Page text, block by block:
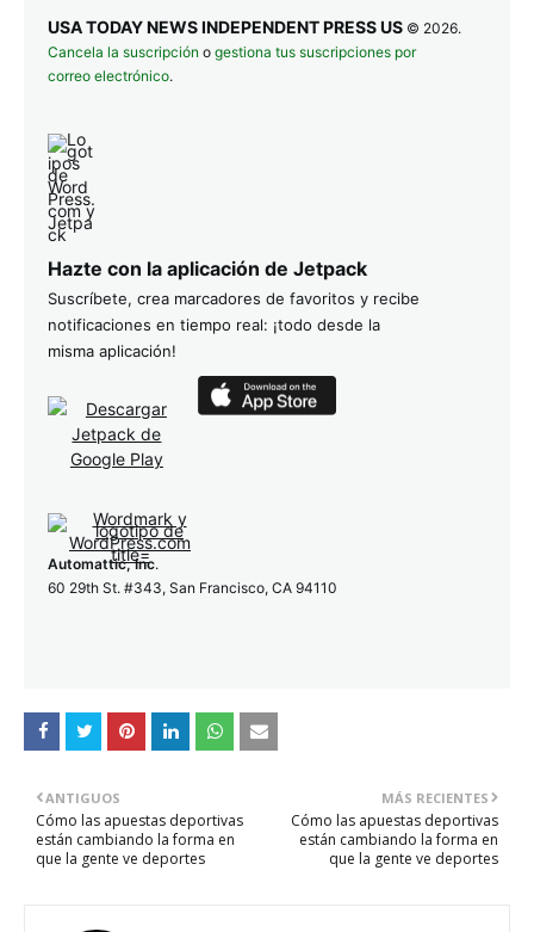
USA TODAY NEWS INDEPENDENT PRESS US © 2026.
Cancela la suscripción o gestiona tus suscripciones por
correo electrónico.
Hazte con la aplicación de Jetpack
Suscríbete, crea marcadores de favoritos y recibe
notificaciones en tiempo real: ¡todo desde la
misma aplicación!
Automattic, Inc.
60 29th St. #343, San Francisco, CA 94110
MÁS RECIENTES
Cómo las apuestas deportivas
están cambiando la forma en
que la gente ve deportes
ANTIGUOS
Cómo las apuestas deportivas
están cambiando la forma en
que la gente ve deportes